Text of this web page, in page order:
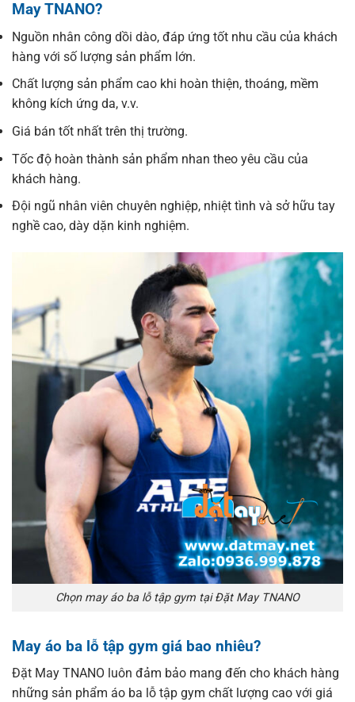
May TNANO?
Nguồn nhân công dồi dào, đáp ứng tốt nhu cầu của khách
hàng với số lượng sản phẩm lớn.
Chất lượng sản phẩm cao khi hoàn thiện, thoáng, mềm
không kích ứng da, v.v.
Giá bán tốt nhất trên thị trường.
Tốc độ hoàn thành sản phẩm nhan theo yêu cầu của
khách hàng.
Đội ngũ nhân viên chuyên nghiệp, nhiệt tình và sở hữu tay
nghề cao, dày dặn kinh nghiệm.
Chọn may áo ba lỗ tập gym tại Đặt May TNANO
May áo ba lỗ tập gym giá bao nhiêu?
Đặt May TNANO luôn đảm bảo mang đến cho khách hàng
những sản phẩm áo ba lỗ tập gym chất lượng cao với giá